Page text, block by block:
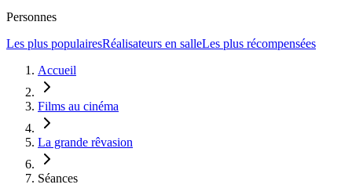
Personnes
Les plus populairesRéalisateurs en salleLes plus récompensées
Accueil
Films au cinéma
La grande rêvasion
Séances